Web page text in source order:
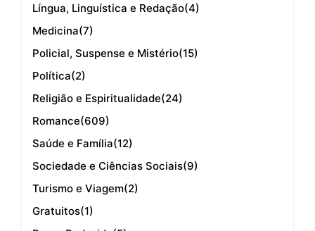
Língua, Linguística e Redação(4)
Medicina(7)
Policial, Suspense e Mistério(15)
Política(2)
Religião e Espiritualidade(24)
Romance(609)
Saúde e Família(12)
Sociedade e Ciências Sociais(9)
Turismo e Viagem(2)
Gratuitos(1)